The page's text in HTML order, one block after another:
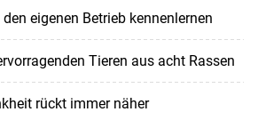
eigenen Betrieb kennenlernen
Tieren aus acht Rassen
rückt immer näher